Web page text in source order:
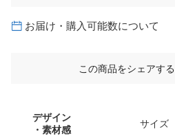
お届け・購入可能数について
この商品をシェアする
デザイン
・素材感
サイズ